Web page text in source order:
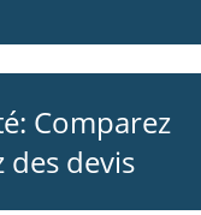
Comparez
des devis